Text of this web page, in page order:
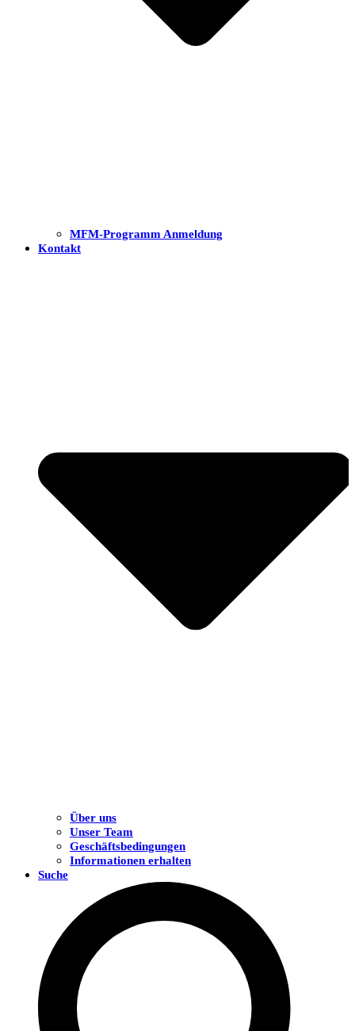
MFM-Programm Anmeldung
Kontakt
Über uns
Unser Team
Geschäftsbedingungen
Informationen erhalten
Suche